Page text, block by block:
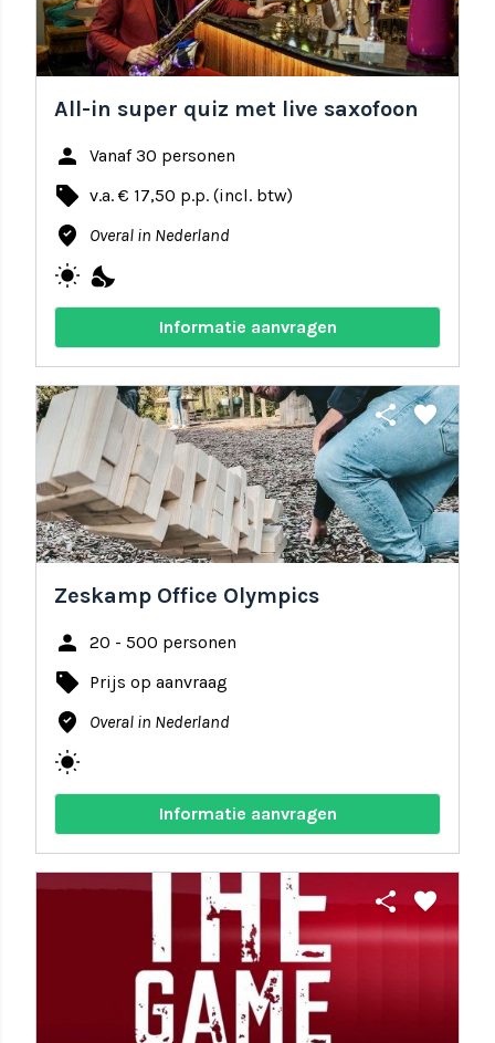
All-in super quiz met live saxofoon
person Vanaf 30 personen
local_offer v.a. € 17,50 p.p. (incl. btw)
where_to_vote Overal in Nederland
wb_sunny nights_stay
Informatie aanvragen
share favorite
Zeskamp Office Olympics
person 20 - 500 personen
local_offer Prijs op aanvraag
where_to_vote Overal in Nederland
wb_sunny
Informatie aanvragen
share favorite